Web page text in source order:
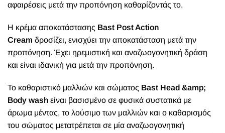
αφαιρέσεις μετά την προπόνηση καθαρίζοντάς το.
Η κρέμα αποκατάστασης Bast Post Action
Cream δροσίζει, ενισχύει την αποκατάσταση μετά την
προπόνηση. Έχει ηρεμιστική και αναζωογονητική δράση
και είναι ιδανική για μετά την προπόνηση.
Το καθαριστικό μαλλιών και σώματος Bast Head &amp;
Body wash είναι βασισμένο σε φυσικά συστατικά με
άρωμα μέντας, το λούσιμο των μαλλιών και ο καθαρισμός
του σώματος μετατρέπεται σε μία αναζωογονητική